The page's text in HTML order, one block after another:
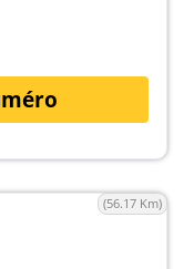
(56.17 Km)